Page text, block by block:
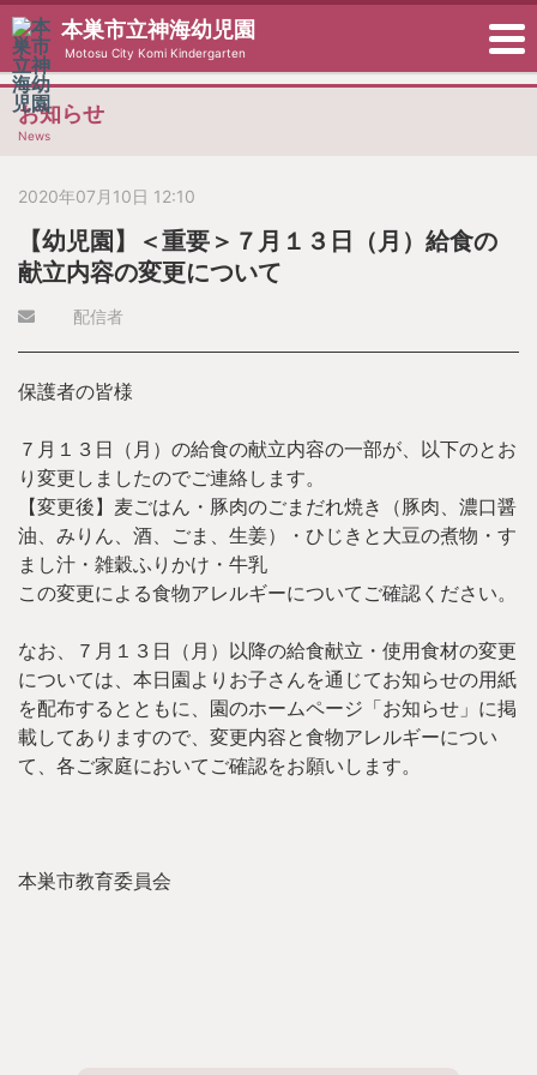
本巣市立神海幼児園
Motosu City Komi Kindergarten
お知らせ
News
2020年07月10日 12:10
【幼児園】＜重要＞７月１３日（月）給食の
献立内容の変更について
配信者
保護者の皆様
７月１３日（月）の給食の献立内容の一部が、以下のとお
り変更しましたのでご連絡します。
【変更後】麦ごはん・豚肉のごまだれ焼き（豚肉、濃口醤
油、みりん、酒、ごま、生姜）・ひじきと大豆の煮物・す
まし汁・雑穀ふりかけ・牛乳
この変更による食物アレルギーについてご確認ください。
なお、７月１３日（月）以降の給食献立・使用食材の変更
については、本日園よりお子さんを通じてお知らせの用紙
を配布するとともに、園のホームページ「お知らせ」に掲
載してありますので、変更内容と食物アレルギーについ
て、各ご家庭においてご確認をお願いします。
本巣市教育委員会